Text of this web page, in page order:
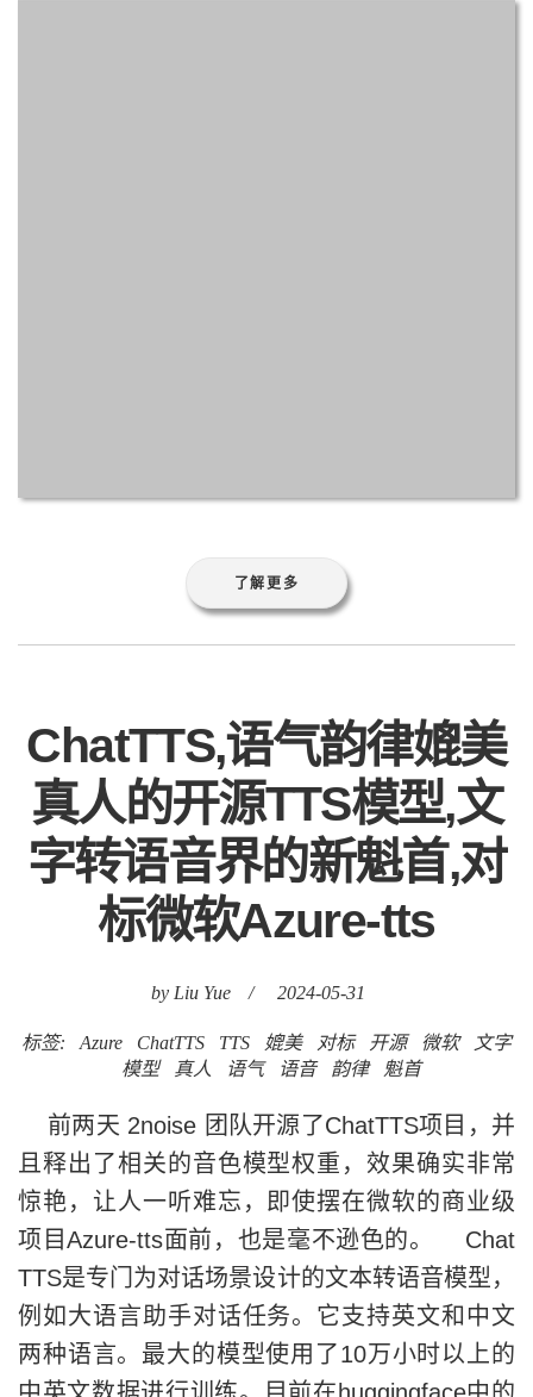
了解更多
ChatTTS,语气韵律媲美
真人的开源TTS模型,文
字转语音界的新魁首,对
标微软Azure-tts
by Liu Yue / 2024-05-31
标签: Azure ChatTTS TTS 媲美 对标 开源 微软
文字
模型
真人 语气 语音 韵律 魁首
前两天 2noise 团队开源了ChatTTS项目，并
且释出了相关的音色模型权重，效果确实非常
惊艳，让人一听难忘，即使摆在微软的商业级
项目Azure-tts面前，也是毫不逊色的。 Chat
TTS是专门为对话场景设计的文本转语音模型，
例如大语言助手对话任务。它支持英文和中文
两种语言。最大的模型使用了10万小时以上的